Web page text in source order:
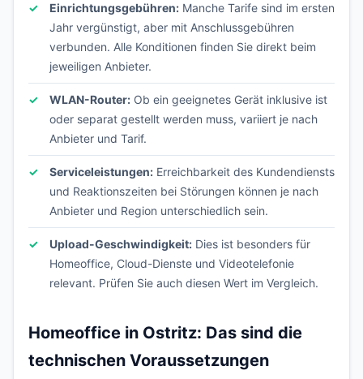
Einrichtungsgebühren: Manche Tarife sind im ersten
Jahr vergünstigt, aber mit Anschlussgebühren
verbunden. Alle Konditionen finden Sie direkt beim
jeweiligen Anbieter.
WLAN-Router: Ob ein geeignetes Gerät inklusive ist
oder separat gestellt werden muss, variiert je nach
Anbieter und Tarif.
Serviceleistungen: Erreichbarkeit des Kundendiensts
und Reaktionszeiten bei Störungen können je nach
Anbieter und Region unterschiedlich sein.
Upload-Geschwindigkeit: Dies ist besonders für
Homeoffice, Cloud-Dienste und Videotelefonie
relevant. Prüfen Sie auch diesen Wert im Vergleich.
Homeoffice in Ostritz: Das sind die
technischen Voraussetzungen